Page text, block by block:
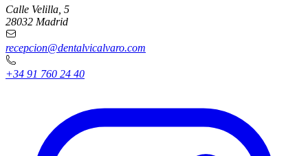
Calle Velilla, 5
28032 Madrid
recepcion@dentalvicalvaro.com
+34 91 760 24 40